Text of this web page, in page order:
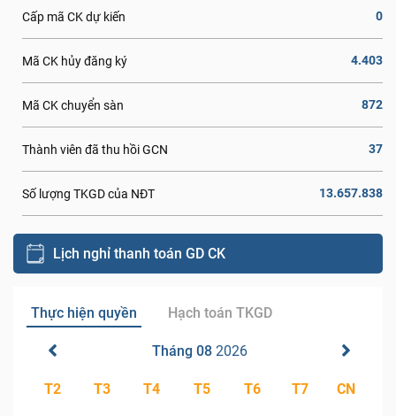
Cấp mã CK dự kiến 0
Mã CK hủy đăng ký 4.403
Mã CK chuyển sàn 872
Thành viên đã thu hồi GCN 37
Số lượng TKGD của NĐT 13.657.838
Lịch nghỉ thanh toán GD CK
Thực hiện quyền Hạch toán TKGD
Tháng 08 2026
T2 T3 T4 T5 T6 T7 CN